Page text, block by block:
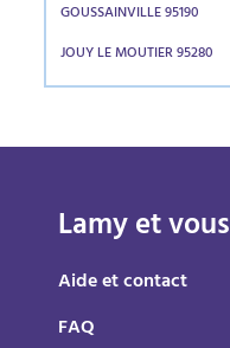
GOUSSAINVILLE 95190
JOUY LE MOUTIER 95280
Lamy et vous
Aide et contact
FAQ